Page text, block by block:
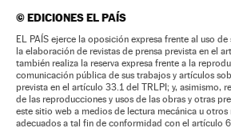
©EDICIONES EL PAÍS
EL PAÍS ejerce la oposición expresa frente al uso
la elaboración de revistas de prensa prevista en el
también realiza la reserva expresa frente a la
comunicación pública de sus trabajos y artículos
prevista en el artículo 33.1 del TRLPI; y, asimismo,
de las reproducciones y usos de las obras y otras
este sitio web a medios de lectura mecánica u otros
adecuados a tal fin de conformidad con el artículo